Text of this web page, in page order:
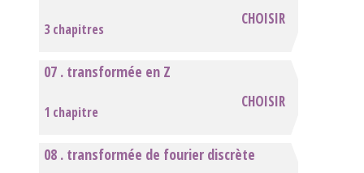
CHOISIR
3 chapitres
07 . transformée en Z
CHOISIR
1 chapitre
08 . transformée de fourier discrète